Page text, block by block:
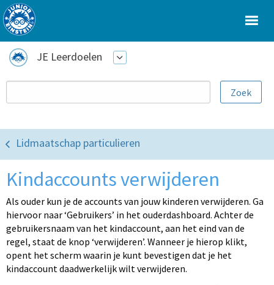
JE Leerdoelen
Lidmaatschap particulieren
Kindaccounts verwijderen
Als ouder kun je de accounts van jouw kinderen verwijderen. Ga
hiervoor naar ‘Gebruikers’ in het ouderdashboard. Achter de
gebruikersnaam van het kindaccount, aan het eind van de
regel, staat de knop ‘verwijderen’. Wanneer je hierop klikt,
opent het scherm waarin je kunt bevestigen dat je het
kindaccount daadwerkelijk wilt verwijderen.